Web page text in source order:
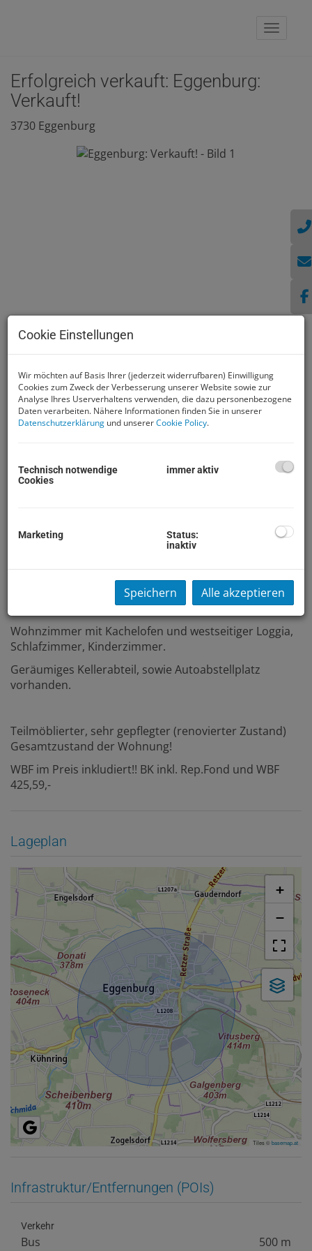
Erfolgreich verkauft: Eggenburg:
Verkauft!
3730 Eggenburg
Eigentumswohnung in Eggenburg. Gute
Wohnung bestehend aus: Vorraum, Abstellraum, WC,
Bad(Wanne und WA-MA Anschl.) möblierter
Küche, gemütliches
Wohnzimmer mit Kachelofen und westseitiger Loggia,
Schlafzimmer, Kinderzimmer.
Geräumiges Kellerabteil, sowie Autoabstellplatz
vorhanden.
Teilmöblierter, sehr gepflegter (renovierter Zustand)
Gesamtzustand der Wohnung!
WBF im Preis inkludiert!! BK inkl. Rep.Fond und WBF
425,59,-
Lageplan
+
−
Tiles ©basemap.at
Infrastruktur/Entfernungen (POIs)
Verkehr
Bus 500 m
Cookie Einstellungen
Wir möchten auf Basis Ihrer (jederzeit widerrufbaren) Einwilligung
Cookies zum Zweck der Verbesserung unserer Website sowie zur
Analyse Ihres Userverhaltens verwenden, die dazu personenbezogene
Daten verarbeiten. Nähere Informationen finden Sie in unserer
Datenschutzerklärung und unsererCookie Policy.
Technisch notwendige
Cookies
immer aktiv
Marketing
Status:
inaktiv
Speichern Alle akzeptieren